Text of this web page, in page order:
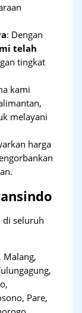
: Dengan
telah
tingkat
kami
melayani
harga
di seluruh
Malang,
Pare,